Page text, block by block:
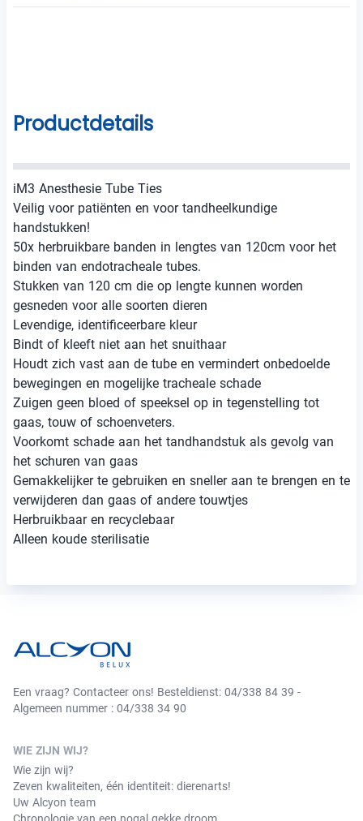
Productdetails
iM3 Anesthesie Tube Ties
Veilig voor patiënten en voor tandheelkundige
handstukken!
50x herbruikbare banden in lengtes van 120cm voor het
binden van endotracheale tubes.
Stukken van 120 cm die op lengte kunnen worden
gesneden voor alle soorten dieren
Levendige, identificeerbare kleur
Bindt of kleeft niet aan het snuithaar
Houdt zich vast aan de tube en vermindert onbedoelde
bewegingen en mogelijke tracheale schade
Zuigen geen bloed of speeksel op in tegenstelling tot
gaas, touw of schoenveters.
Voorkomt schade aan het tandhandstuk als gevolg van
het schuren van gaas
Gemakkelijker te gebruiken en sneller aan te brengen en te
verwijderen dan gaas of andere touwtjes
Herbruikbaar en recyclebaar
Alleen koude sterilisatie
Een vraag? Contacteer ons! Besteldienst: 04/338 84 39 -
Algemeen nummer : 04/338 34 90
WIE ZIJN WIJ?
Wie zijn wij?
Zeven kwaliteiten, één identiteit: dierenarts!
Uw Alcyon team